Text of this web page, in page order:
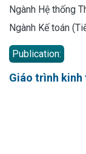
Ngành Hệ thống
Ngành Kế toán
Publication:
Giáo trình kinh